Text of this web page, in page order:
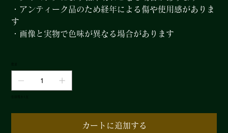
・アンティーク品のため経年による傷や使用感がありま
す
・画像と実物で色味が異なる場合があります
カートに追加する